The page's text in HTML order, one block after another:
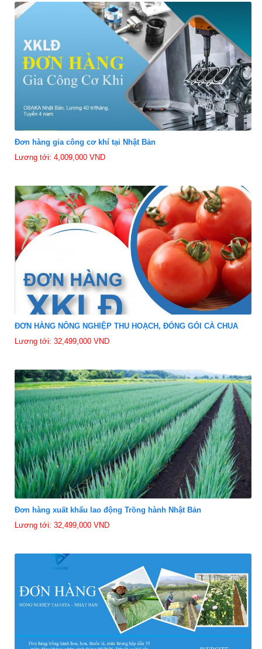
Đơn hàng gia công cơ khí tại Nhật Bản
Lương tới: 4,009,000 VND
ĐƠN HÀNG NÔNG NGHIỆP THU HOẠCH, ĐÓNG GÓI CÀ CHUA
Lương tới: 32,499,000 VND
Đơn hàng xuất khẩu lao động Trồng hành Nhật Bản
Lương tới: 32,499,000 VND